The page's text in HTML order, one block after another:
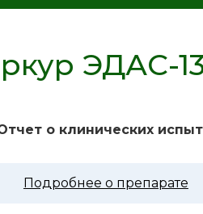
ЭДАС-
о клинических
Подробнее о препарате